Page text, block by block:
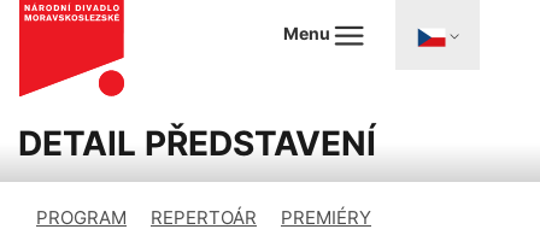
Menu
DETAIL PŘEDSTAVENÍ
PROGRAM REPERTOÁR
PREMIÉRY